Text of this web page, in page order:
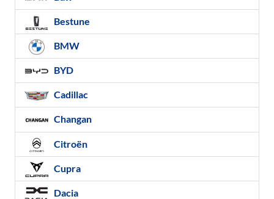
Bestune
BMW
BYD
Cadillac
Changan
Citroën
Cupra
Dacia